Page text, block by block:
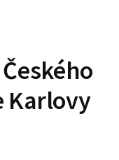
Karlovy